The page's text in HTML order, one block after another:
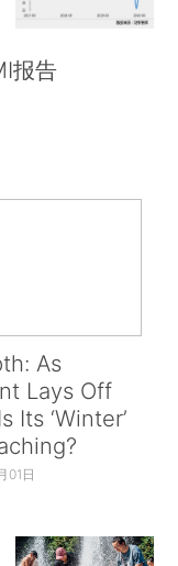
报告
As
Lays Off
Its ‘Winter’
01日